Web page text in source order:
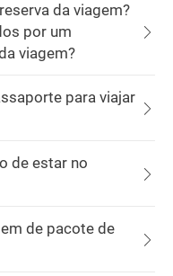
da viagem?
por um
viagem?
para viajar
de estar no
de pacote de